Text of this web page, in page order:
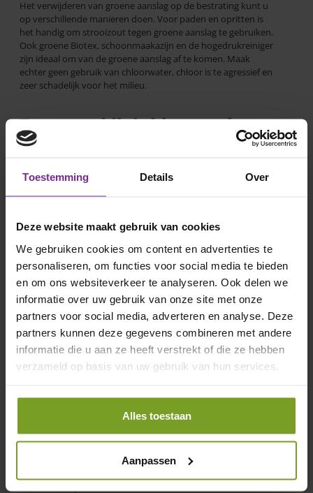
Toestemming Details Over
Deze website maakt gebruik van cookies
We gebruiken cookies om content en advertenties te
personaliseren, om functies voor social media te bieden
en om ons websiteverkeer te analyseren. Ook delen we
informatie over uw gebruik van onze site met onze
partners voor social media, adverteren en analyse. Deze
partners kunnen deze gegevens combineren met andere
informatie die u aan ze heeft verstrekt of die ze hebben
verzameld op basis van uw gebruik van hun services.
Alles toestaan
Aanpassen
Het verwijderen van groene aanslag op de bestrating kunt u
op verschillende manieren doen. Voor paden en opritten is
het handig om strooizout tegen groene aanslag te gebruiken.
Ook groene Biotex, schoonmaakazijn en de hogedrukreiniger
zijn ideaal om van de groene aanslag af te komen. Maak
echter geen gebruik van chloorwater, chloor is te agressief en
zeer schadelijk voor het milieu.
Teunmeubilair klaar maken
meubilair kan groene aanslag zijn ontstaan, verwijder ook
deze aanslag zodat u in het voorjaar weer van schoon
lak of verfbeurt.
Laat uw tuin voorjaar klaar
maken door Damink tuin &
landschap
Wij begrijpen als geen ander dat het een grote klus is om uw
tuin klaar te maken voor het voorjaar. Heeft u geen groene
vingers of heeft u geen tijd om uw tuin volledig te
onderhouden? Damink tuin & landschap neemt het
mogelijkheden op het gebied van onderhoud: een éénmalige
onderhoudsbeurt, maandelijks onderhoud, een voor en/of
Neem hiervoor contact met ons op via hetcontactformulier